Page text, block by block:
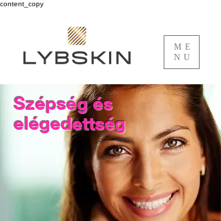
content_copy
ME
NU
Szépség és
elégedettség